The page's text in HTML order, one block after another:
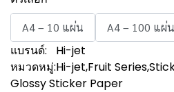
A4 – 10 แผ่น A4 – 100 แผ่น
แบรนด์:
Hi-jet
หมวดหมู่:Hi-jet,Fruit Series,
Glossy Sticker Paper